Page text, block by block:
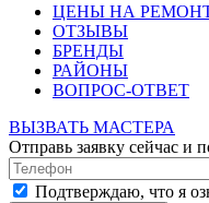
ЦЕНЫ НА
ОТЗЫВЫ
БРЕНДЫ
РАЙОНЫ
ВОПРОС-ОТВЕТ
ВЫЗВАТЬ МАСТЕРА
Отправь заявку сейчас и
Подтверждаю, что я